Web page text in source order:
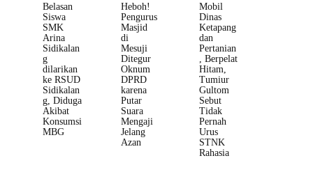
Belasan
Siswa
SMK
Arina
Sidikalan
g
dilarikan
ke RSUD
Sidikalan
g, Diduga
Akibat
Konsumsi
MBG
Heboh!
Pengurus
Masjid
di
Mesuji
Ditegur
Oknum
DPRD
karena
Putar
Suara
Mengaji
Jelang
Azan
Mobil
Dinas
Ketapang
dan
Pertanian
, Berpelat
Hitam,
Tumiur
Gultom
Sebut
Tidak
Pernah
Urus
STNK
Rahasia